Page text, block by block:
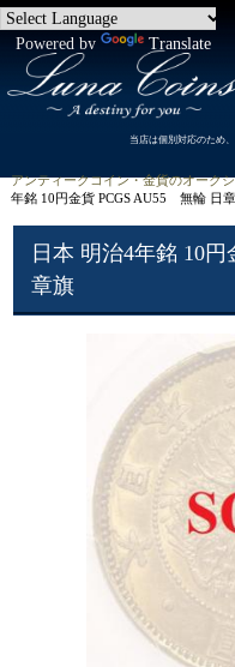
Powered by Translate
当店は個別対応のため
アンティークコイン・金貨のオーク
年銘 10円金貨 PCGS AU55 無輪 日
日本 明治4年銘 10
章旗